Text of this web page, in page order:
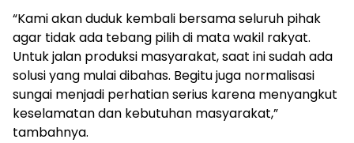
“Kami akan duduk kembali bersama seluruh pihak
agar tidak ada tebang pilih di mata wakil rakyat.
Untuk jalan produksi masyarakat, saat ini sudah ada
solusi yang mulai dibahas. Begitu juga normalisasi
sungai menjadi perhatian serius karena menyangkut
keselamatan dan kebutuhan masyarakat,”
tambahnya.